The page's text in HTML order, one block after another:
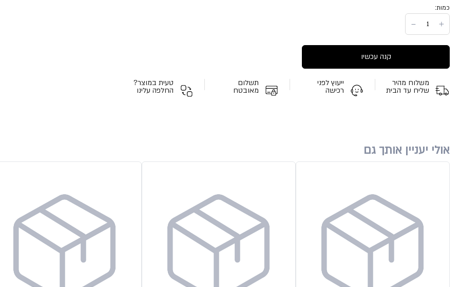
כמות:
קנה עכשיו
משלוח מהיר
שליח עד הבית
ייעוץ לפני
רכישה
תשלום
מאובטח
טעית במוצר?
החלפה עלינו
אולי יעניין אותך גם